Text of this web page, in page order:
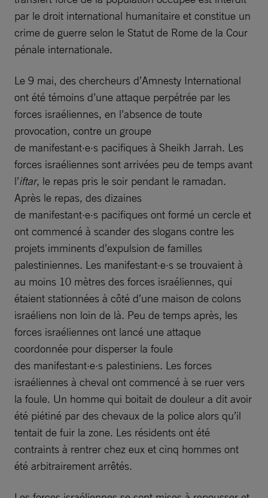
par le droit international humanitaire et constitue un
crime de guerre selon le Statut de Rome de la Cour
pénale internationale.
Le 9 mai, des chercheurs d’Amnesty International
ont été témoins d’une attaque perpétrée par les
forces israéliennes, en l’absence de toute
provocation, contre un groupe
de manifestant·e·s pacifiques à Sheikh Jarrah. Les
forces israéliennes sont arrivées peu de temps avant
l’iftar, le repas pris le soir pendant le ramadan.
Après le repas, des dizaines
de manifestant·e·s pacifiques ont formé un cercle et
ont commencé à scander des slogans contre les
projets imminents d’expulsion de familles
palestiniennes. Les manifestant·e·s se trouvaient à
au moins 10 mètres des forces israéliennes, qui
étaient stationnées à côté d’une maison de colons
israéliens non loin de là. Peu de temps après, les
forces israéliennes ont lancé une attaque
coordonnée pour disperser la foule
des manifestant·e·s palestiniens. Les forces
israéliennes à cheval ont commencé à se ruer vers
la foule. Un homme qui boitait de douleur a dit avoir
été piétiné par des chevaux de la police alors qu’il
tentait de fuir la zone. Les résidents ont été
contraints à rentrer chez eux et cinq hommes ont
été arbitrairement arrêtés.